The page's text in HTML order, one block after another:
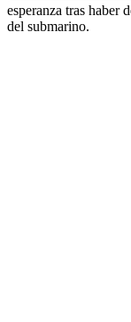
esperanza tras haber
del submarino.